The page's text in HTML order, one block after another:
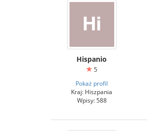
Hispanio
5
Pokaż profil
Kraj: Hiszpania
Wpisy: 588